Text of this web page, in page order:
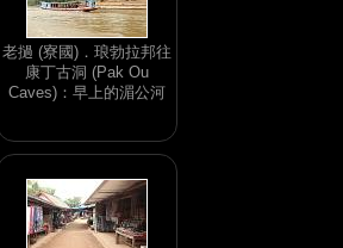
老撾 (寮國)．琅勃拉邦往
康丁古洞 (Pak Ou
Caves)：早上的湄公河